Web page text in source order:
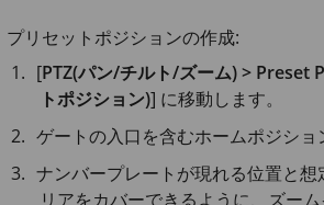
プリセットポジションの作成:
[PTZ(パン/チルト/ズーム) > Preset
トポジション)] に移動します。
ゲートの入口を含むホームポジショ
ナンバープレートが現れる位置と
リアをカバーできるように、ズー